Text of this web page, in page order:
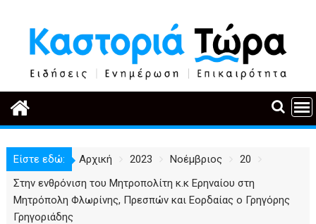
περιεχόμενο
Είστε εδώ: Αρχική 2023 Νοέμβριος
20
Στην ενθρόνιση του Μητροπολίτη κ.κ Ερηναίου στη
Μητρόπολη Φλωρίνης, Πρεσπών και Εορδαίας ο Γρηγόρης
Γρηγοριάδης